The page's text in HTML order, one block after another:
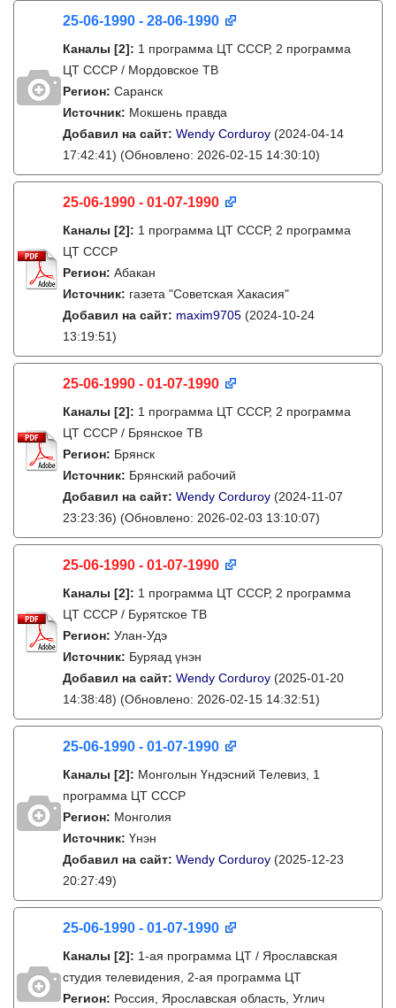
25-06-1990 - 28-06-1990
Каналы [2]: 1 программа ЦТ СССР, 2 программа
ЦТ СССР / Мордовское ТВ
Регион: Саранск
Источник: Мокшень правда
Добавил на сайт: Wendy Corduroy (2024-04-14
17:42:41) (Обновлено: 2026-02-15 14:30:10)
25-06-1990 - 01-07-1990
Каналы [2]: 1 программа ЦТ СССР, 2 программа
ЦТ СССР
Регион: Абакан
Источник: газета "Советская Хакасия"
Добавил на сайт: maxim9705 (2024-10-24
13:19:51)
25-06-1990 - 01-07-1990
Каналы [2]: 1 программа ЦТ СССР, 2 программа
ЦТ СССР / Брянское ТВ
Регион: Брянск
Источник: Брянский рабочий
Добавил на сайт: Wendy Corduroy (2024-11-07
23:23:36) (Обновлено: 2026-02-03 13:10:07)
25-06-1990 - 01-07-1990
Каналы [2]: 1 программа ЦТ СССР, 2 программа
ЦТ СССР / Бурятское ТВ
Регион: Улан-Удэ
Источник: Буряад үнэн
Добавил на сайт: Wendy Corduroy (2025-01-20
14:38:48) (Обновлено: 2026-02-15 14:32:51)
25-06-1990 - 01-07-1990
Каналы [2]: Монголын Үндэсний Телевиз, 1
программа ЦТ СССР
Регион: Монголия
Источник: Үнэн
Добавил на сайт: Wendy Corduroy (2025-12-23
20:27:49)
25-06-1990 - 01-07-1990
Каналы [2]: 1-ая программа ЦТ / Ярославская
студия телевидения, 2-ая программа ЦТ
Регион: Россия, Ярославская область, Углич